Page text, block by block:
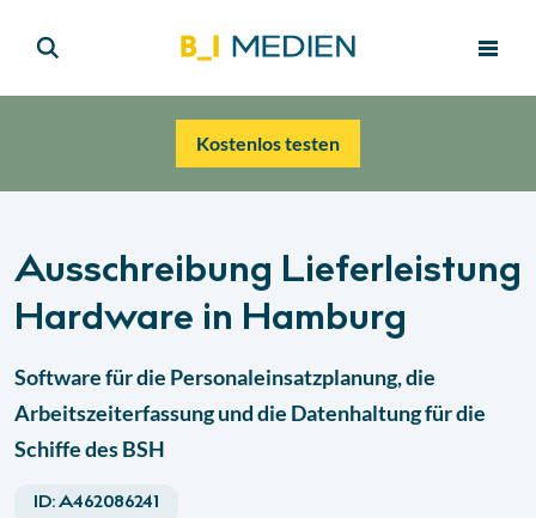
Kostenlos testen
Ausschreibung Lieferleistung
Hardware in Hamburg
Software für die Personaleinsatzplanung, die
Arbeitszeiterfassung und die Datenhaltung für die
Schiffe des BSH
ID:A462086241